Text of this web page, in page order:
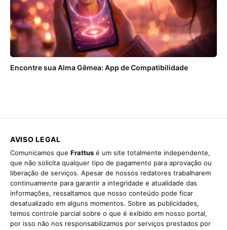
Encontre sua Alma Gêmea: App de Compatibilidade
AVISO LEGAL
Comunicamos que Frattus é um site totalmente independente,
que não solicita qualquer tipo de pagamento para aprovação ou
liberação de serviços. Apesar de nossos redatores trabalharem
continuamente para garantir a integridade e atualidade das
informações, ressaltamos que nosso conteúdo pode ficar
desatualizado em alguns momentos. Sobre as publicidades,
temos controle parcial sobre o que é exibido em nosso portal,
por isso não nos responsabilizamos por serviços prestados por